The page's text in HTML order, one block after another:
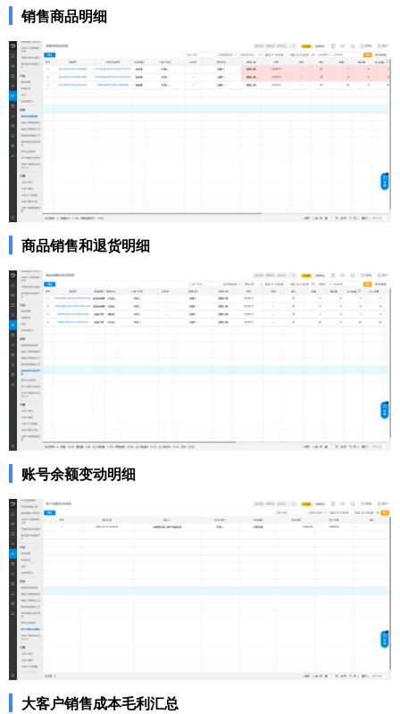
销售商品明细
商品销售和退货明细
账号余额变动明细
大客户销售成本毛利汇总